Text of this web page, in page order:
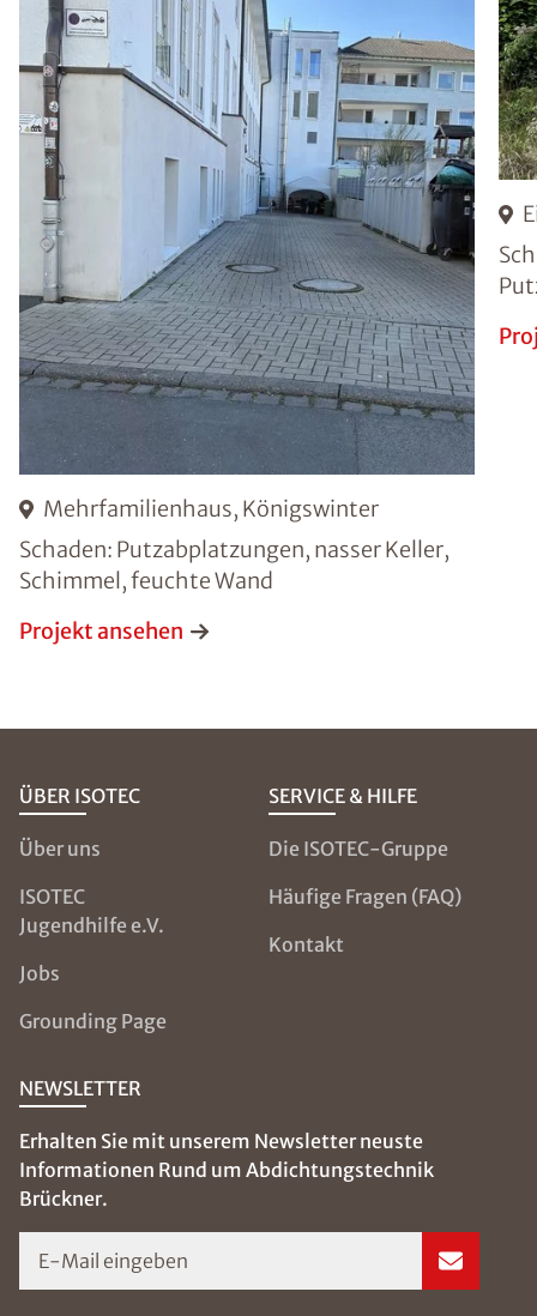
Mehrfamilienhaus, Königswinter
Schaden: Putzabplatzungen, nasser Keller,
Schimmel, feuchte Wand
Projekt ansehen
ÜBER ISOTEC
Über uns
ISOTEC
Jugendhilfe e.V.
Jobs
Grounding Page
SERVICE & HILFE
Die ISOTEC-Gruppe
Häufige Fragen (FAQ)
Kontakt
NEWSLETTER
Erhalten Sie mit unserem Newsletter neuste
Informationen Rund um Abdichtungstechnik
Brückner.
E-Mail eingeben